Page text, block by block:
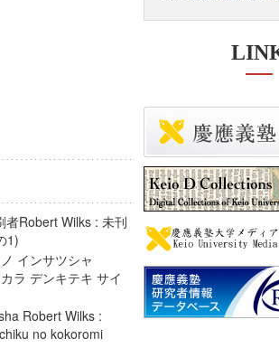
者Robert Wilks : 未刊
1)
インサツシャ
ラ デンキテキ サイ
Robert Wilks :
no kokoromi